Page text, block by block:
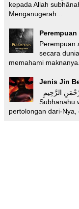
kepada Allah
Menganugerah...
Perempuan
secara
memahami
Jenis Jin
Subhanahu
pertolongan dari-Nya,